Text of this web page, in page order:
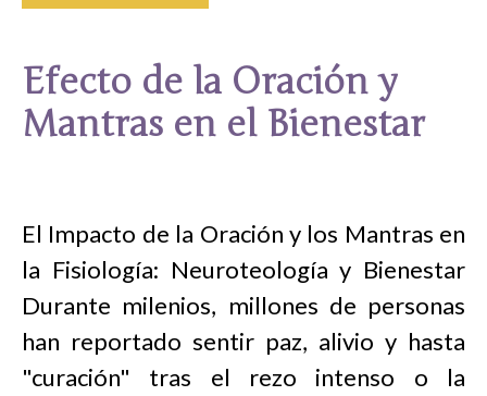
Efecto de la Oración y
Mantras en el Bienestar
El Impacto de la Oración y los Mantras en
la Fisiología: Neuroteología y Bienestar
Durante milenios, millones de personas
han reportado sentir paz, alivio y hasta
"curación" tras el rezo intenso o la